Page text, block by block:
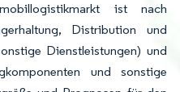
ist nach
Distribution und
Dienstleistungen) und
und sonstige